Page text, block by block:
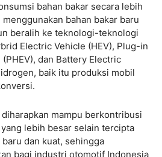
bahan bakar secara lebih
bahan bakar baru
beralih ke teknologi-teknologi
Electric Vehicle (HEV), Plug-in
dan Battery Electric
baik itu produksi mobil
mampu berkontribusi
lebih besar selain tercipta
dan kuat, sehingga
bagi industri otomotif Indonesia